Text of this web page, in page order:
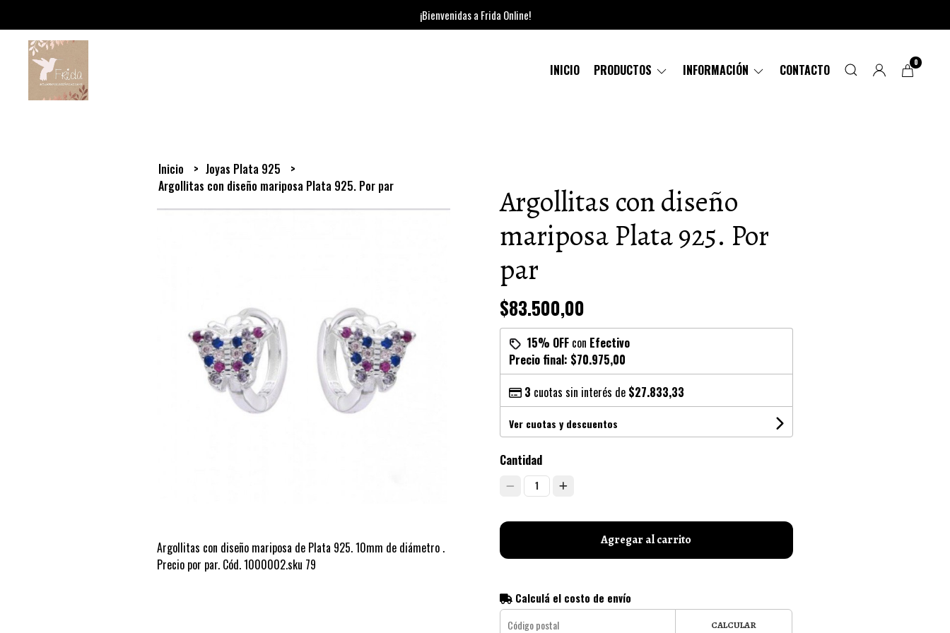
¡Bienvenidas a Frida Online!
INICIO PRODUCTOS INFORMACIÓN CONTACTO 0
Inicio
Joyas Plata 925
Argollitas con diseño mariposa Plata 925. Por par
Argollitas con diseño mariposa de Plata 925. 10mm de diámetro .
Precio por par. Cód. 1000002.sku 79
Argollitas con diseño
mariposa Plata 925. Por
par
$83.500,00
15% OFFcon Efectivo
Precio final: $70.975,00
3 cuotas sin interés de $27.833,33
Ver cuotas y descuentos
Cantidad
1
Agregar al carrito
Calculá el costo de envío
CALCULAR